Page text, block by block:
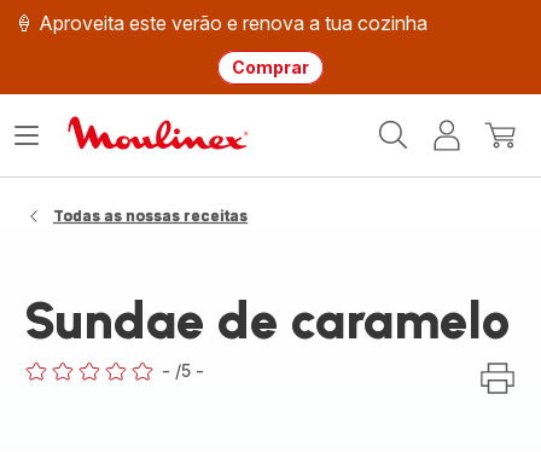
🍦 Aproveita este verão e renova a tua cozinha
Comprar
Moulinex
O
Abrir
Todas as nossas receitas
Sundae de caramelo
- /5 -